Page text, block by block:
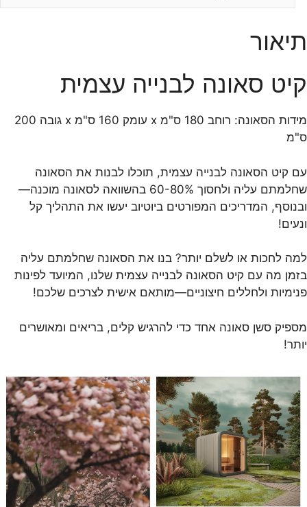
תיאור
קיט סאונה לבנייה עצמית
מידות הסאונה: רוחב 180 ס"מ x עומק 160 ס"מ x גובה 200
ס"מ
עם קיט הסאונה לבנייה עצמית, תוכלו לבנות את הסאונה
שחלמתם עליה ולחסוך 60-80% בהשוואה לסאונה מוכנה—
ובנוסף, המדריכים המפורטים ביוטיוב יעשו את התהליך קל
ונעים!
למה לחכות או לשלם יותר? בנו את הסאונה שחלמתם עליה
בזמן מה עם קיט הסאונה לבנייה עצמית שלנו, המיועד לפינות
פנימיות ולחללים חיצוניים—מותאם אישית לצרכים שלכם!
מספיק סשן סאונה אחד כדי להרגיש קלים, בריאים ומאושרים
יותר!